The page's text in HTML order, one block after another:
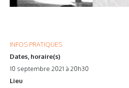
INFOS PRATIQUES
Dates, horaire(s)
10 septembre 2021 à 20h30
Lieu